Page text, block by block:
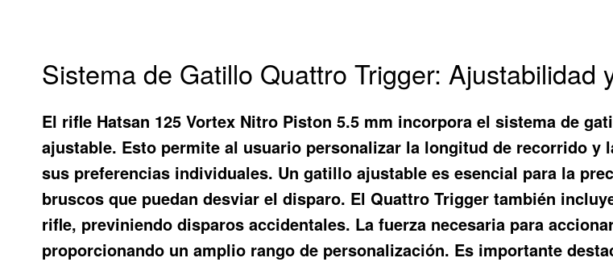
Sistema de Gatillo Quattro Trigger: Ajustabilidad
El rifle Hatsan 125 Vortex Nitro Piston 5.5 mm incorpora el sistema de
ajustable. Esto permite al usuario personalizar la longitud de recorrido y
sus preferencias individuales. Un gatillo ajustable es esencial para la
bruscos que puedan desviar el disparo. El Quattro Trigger también
rifle, previniendo disparos accidentales. La fuerza necesaria para
proporcionando un amplio rango de personalización. Es importante